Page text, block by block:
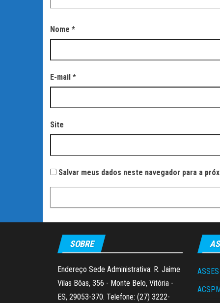
Nome *
E-mail *
Site
Salvar meus dados neste navegador para a
SOBRE
Endereço Sede Administrativa: R. Jaime
Vilas Bôas, 356 - Monte Belo, Vitória -
ES, 29053-370. Telefone: (27) 3222-
ASSES